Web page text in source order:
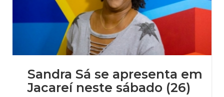
Sandra Sá se apresenta em
Jacareí neste sábado (26)